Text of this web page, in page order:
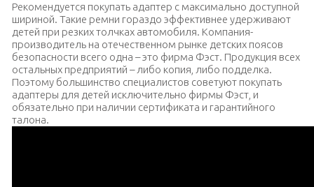
Рекомендуется покупать адаптер с максимально доступной
шириной. Такие ремни гораздо эффективнее удерживают
детей при резких толчках автомобиля. Компания-
производитель на отечественном рынке детских поясов
безопасности всего одна – это фирма Фэст. Продукция всех
остальных предприятий – либо копия, либо подделка.
Поэтому большинство специалистов советуют покупать
адаптеры для детей исключительно фирмы Фэст, и
обязательно при наличии сертификата и гарантийного
талона.